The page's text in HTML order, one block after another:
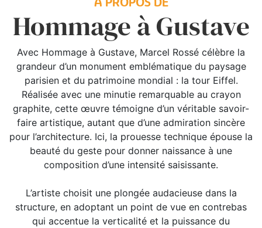
Hommage à Gustave
Avec Hommage à Gustave, Marcel Rossé célèbre la
grandeur d’un monument emblématique du paysage
parisien et du patrimoine mondial : la tour Eiffel.
Réalisée avec une minutie remarquable au crayon
graphite, cette œuvre témoigne d’un véritable savoir-
faire artistique, autant que d’une admiration sincère
pour l’architecture. Ici, la prouesse technique épouse la
beauté du geste pour donner naissance à une
composition d’une intensité saisissante.
L’artiste choisit une plongée audacieuse dans la
structure, en adoptant un point de vue en contrebas
qui accentue la verticalité et la puissance du